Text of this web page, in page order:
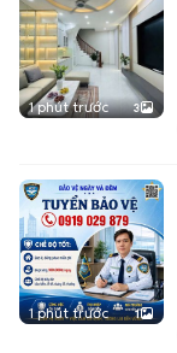
1 phút trước 3
1 phút trước 1